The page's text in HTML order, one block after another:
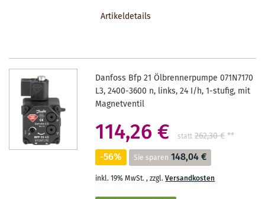
Artikeldetails
Danfoss Bfp 21 Ölbrennerpumpe 071N7170
L3, 2400-3600 n, links, 24 I/h, 1-stufig, mit
Magnetventil
114,26 € statt 262,30 €**
-56% Sie sparen 148,04 €
inkl. 19% MwSt.,zzgl.Versandkosten